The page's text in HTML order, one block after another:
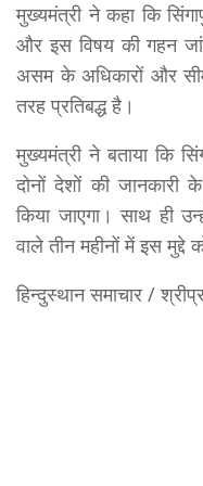
मुख्यमंत्री ने कहा कि
और इस विषय की गहन
असम के अधिकारों और
तरह प्रतिबद्ध है।
मुख्यमंत्री ने बताया कि
दोनों देशों की
किया जाएगा। साथ ही
वाले तीन महीनों में इस
हिन्दुस्थान समाचार /